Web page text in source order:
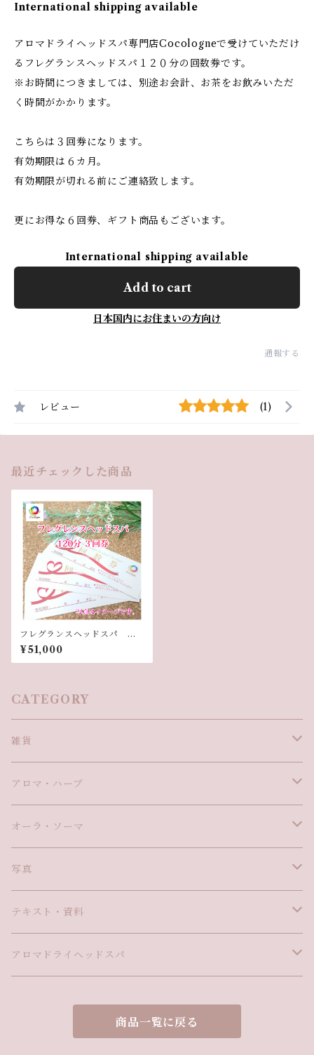
International shipping available
アロマドライヘッドスパ専門店Cocologneで受けていただけ
るフレグランスヘッドスパ１２０分の回数券です。
※お時間につきましては、別途お会計、お茶をお飲みいただ
く時間がかかります。
こちらは３回券になります。
有効期限は６カ月。
有効期限が切れる前にご連絡致します。
更にお得な６回券、ギフト商品もございます。
International shipping available
Add to cart
日本国内にお住まいの方向け
通報する
レビュー (1)
最近チェックした商品
フレグランスヘッドスパ １
２０分３回券
¥51,000
CATEGORY
雑貨
ヨーロッパ小物
フランス
ドイツ
アロマ・ハーブ
ハーブ
香水・薫香
香水
樹脂
健康
ミントグッズ
容器
オーラ・ソーマ
イクイリブリアムボトル
５０ｍｌ Ｂ００～５０
５０ｍｌ Ｂ５１～
ボトルペンダント
Ｂ００～５０
香水
クイントエッセンス ２５ｍｌ
写真
自然
ハーブ
風景
テキスト・資料
アロマ資格関係
アロマドライヘッドスパ
商品一覧に戻る